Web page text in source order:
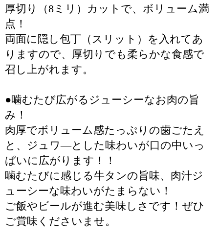
厚切り（8ミリ）カットで、ボリューム満
点！
両面に隠し包丁（スリット）を入れてあ
りますので、厚切りでも柔らかな食感で
召し上がれます。
●噛むたび広がるジューシーなお肉の旨
み！
肉厚でボリューム感たっぷりの歯ごたえ
と、ジュワ―とした味わいが口の中いっ
ぱいに広がります！！
噛むたびに感じる牛タンの旨味、肉汁ジ
ューシーな味わいがたまらない！
ご飯やビールが進む美味しさです！ぜひ
ご賞味くださいませ。